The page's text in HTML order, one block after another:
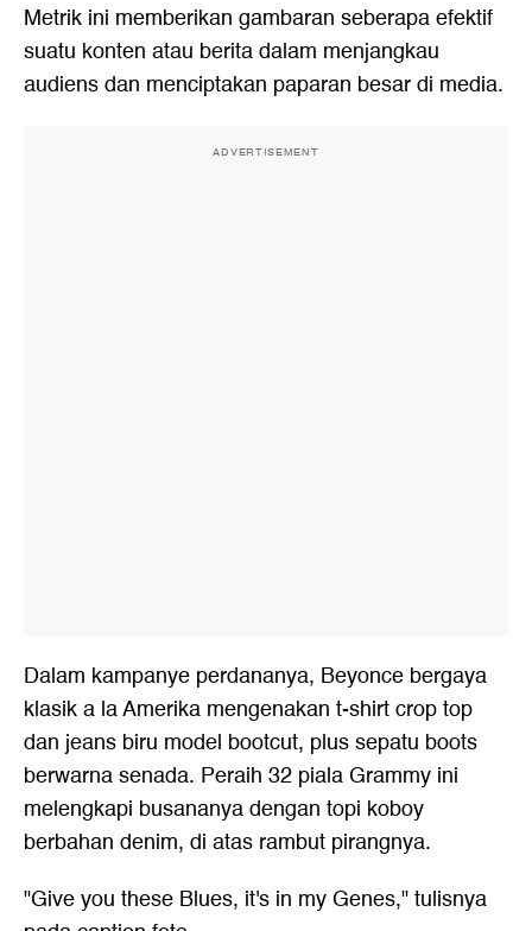
Metrik ini memberikan gambaran seberapa efektif
suatu konten atau berita dalam menjangkau
audiens dan menciptakan paparan besar di media.
ADVERTISEMENT
Dalam kampanye perdananya, Beyonce bergaya
klasik a la Amerika mengenakan t-shirt crop top
dan jeans biru model bootcut, plus sepatu boots
berwarna senada. Peraih 32 piala Grammy ini
melengkapi busananya dengan topi koboy
berbahan denim, di atas rambut pirangnya.
"Give you these Blues, it's in my Genes," tulisnya